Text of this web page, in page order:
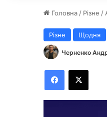
Головна / Різне /
Різне Щодня
Черненко